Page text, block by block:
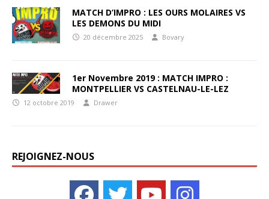
MATCH D’IMPRO : LES OURS MOLAIRES VS
LES DEMONS DU MIDI
20 décembre 2025 Bovary
1er Novembre 2019 : MATCH IMPRO :
MONTPELLIER VS CASTELNAU-LE-LEZ
12 octobre 2019 Drawer
REJOIGNEZ-NOUS